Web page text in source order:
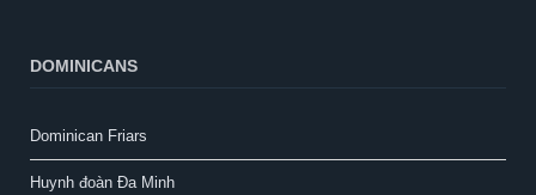
DOMINICANS
Dominican Friars
Huynh đoàn Đa Minh